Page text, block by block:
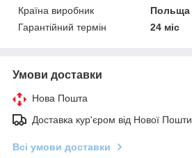
Країна виробник
Польща
Гарантійний термін
24 міс
Умови доставки
Нова Пошта
Доставка кур'єром від Нової Пошти
Всі умови доставки